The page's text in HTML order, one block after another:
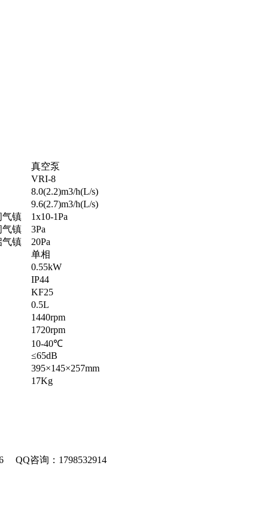
真空泵
VRI-8
8.0(2.2)m3/h(L/s)
9.6(2.7)m3/h(L/s)
气镇
1x10-1Pa
气镇
3Pa
气镇
20Pa
单相
0.55kW
IP44
KF25
0.5L
1440rpm
1720rpm
10-40℃
≤65dB
395×145×257mm
17Kg
QQ咨询：1798532914